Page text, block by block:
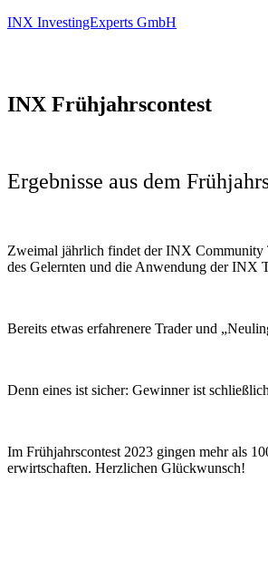
INX InvestingExperts GmbH
INX Frühjahrscontest
Ergebnisse aus dem
Zweimal jährlich findet der INX Community
des Gelernten und die Anwendung der INX
Bereits etwas erfahrenere Trader und
Denn eines ist sicher: Gewinner ist
Im Frühjahrscontest 2023 gingen mehr als
erwirtschaften. Herzlichen Glückwunsch!